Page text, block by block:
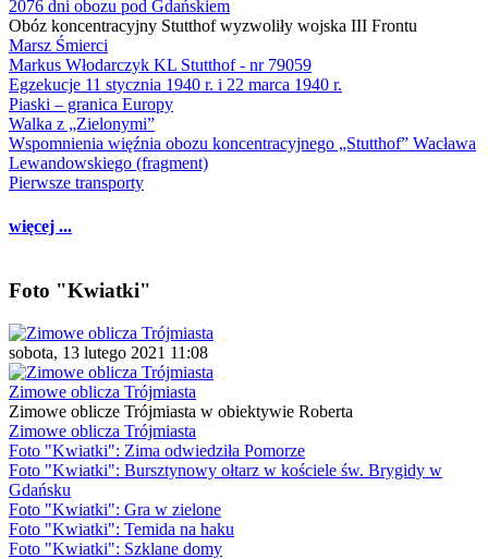
2076 dni obozu pod Gdańskiem
Obóz koncentracyjny Stutthof wyzwoliły wojska III Frontu
Marsz Śmierci
Markus Włodarczyk KL Stutthof - nr 79059
Egzekucje 11 stycznia 1940 r. i 22 marca 1940 r.
Piaski – granica Europy
Walka z „Zielonymi”
Wspomnienia więźnia obozu koncentracyjnego „Stutthof” Wacława
Lewandowskiego (fragment)
Pierwsze transporty
więcej ...
Foto "Kwiatki"
sobota, 13 lutego 2021 11:08
Zimowe oblicza Trójmiasta
Zimowe oblicze Trójmiasta w obiektywie Roberta
Zimowe oblicza Trójmiasta
Foto "Kwiatki": Zima odwiedziła Pomorze
Foto "Kwiatki": Bursztynowy ołtarz w kościele św. Brygidy w
Gdańsku
Foto "Kwiatki": Gra w zielone
Foto "Kwiatki": Temida na haku
Foto "Kwiatki": Szklane domy